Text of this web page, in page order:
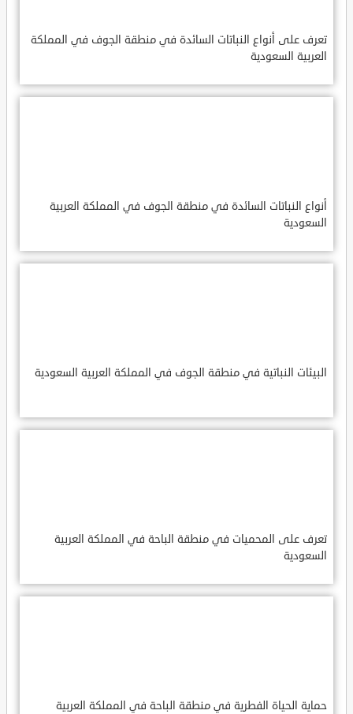
تعرف على أنواع النباتات السائدة في منطقة الجوف في المملكة
العربية السعودية
أنواع النباتات السائدة في منطقة الجوف في المملكة العربية
السعودية
البيئات النباتية في منطقة الجوف في المملكة العربية السعودية
تعرف على المحميات في منطقة الباحة في المملكة العربية
السعودية
حماية الحياة الفطرية في منطقة الباحة في المملكة العربية